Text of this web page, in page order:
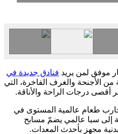
موفق لمن يريد فنادق جديدة في
الأجنحة والغرف الفاخرة، التي
أقصى درجات الراحة والأناقة.
طعام عالمية المستوى في
إلى سبا عالمي يضمّ مسابح
مجهز بأحدث المعدات.